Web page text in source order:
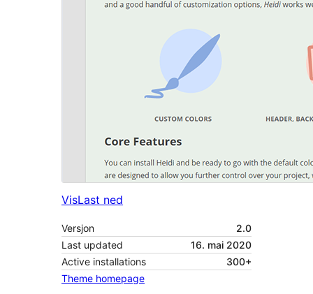
VisLast ned
Versjon
2.0
Last updated
16. mai 2020
Active installations
300+
Theme homepage